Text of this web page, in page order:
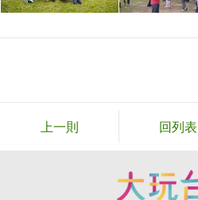
上一則 回列表